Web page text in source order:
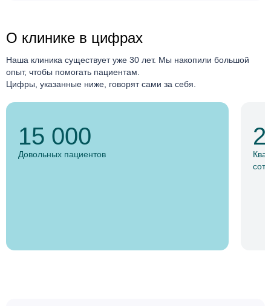
О клинике в цифрах
Наша клиника существует уже 30 лет. Мы накопили большой
опыт, чтобы помогать пациентам.
Цифры, указанные ниже, говорят сами за себя.
15 000
Довольных пациентов